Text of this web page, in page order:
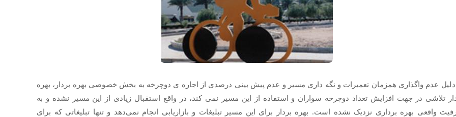
دلیل عدم واگذاری همزمان تعمیرات و نگه داری مسیر و عدم پیش بینی درصدی از اجاره ی دوچرخه به بخش خصوصی بهره بردار، بهره
تلاشی در جهت افزایش تعداد دوچرخه سواران و استفاده از این مسیر نمی کند، در واقع استقبال زیادی از این مسیر نشده و به
واقعی بهره برداری نزدیک نشده است. بهره بردار برای این مسیر تبلیغات و بازاریابی انجام نمی‌دهد و تنها تبلیغاتی که برای